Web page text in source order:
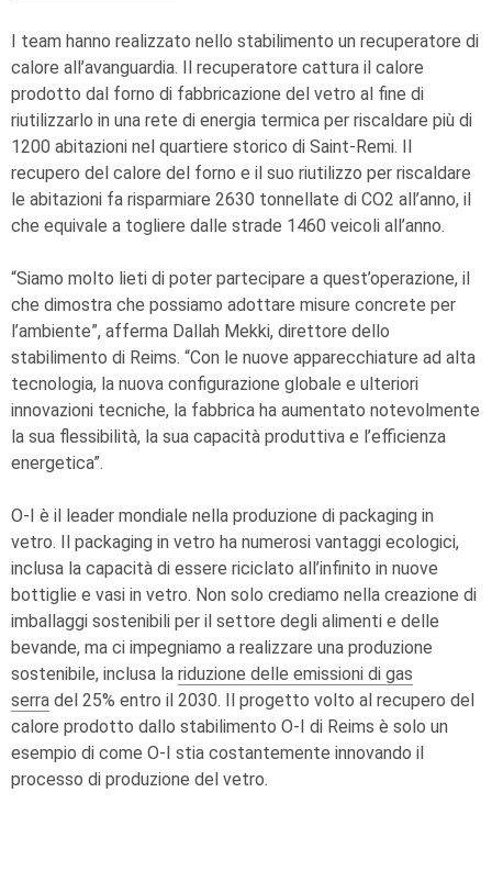
I team hanno realizzato nello stabilimento un recuperatore di
calore all’avanguardia. Il recuperatore cattura il calore
prodotto dal forno di fabbricazione del vetro al fine di
riutilizzarlo in una rete di energia termica per riscaldare più di
1200 abitazioni nel quartiere storico di Saint-Remi. Il
recupero del calore del forno e il suo riutilizzo per riscaldare
le abitazioni fa risparmiare 2630 tonnellate di CO2 all’anno, il
che equivale a togliere dalle strade 1460 veicoli all’anno.
“Siamo molto lieti di poter partecipare a quest’operazione, il
che dimostra che possiamo adottare misure concrete per
l’ambiente”, afferma Dallah Mekki, direttore dello
stabilimento di Reims. “Con le nuove apparecchiature ad alta
tecnologia, la nuova configurazione globale e ulteriori
innovazioni tecniche, la fabbrica ha aumentato notevolmente
la sua flessibilità, la sua capacità produttiva e l’efficienza
energetica”.
O-I è il leader mondiale nella produzione di packaging in
vetro. Il packaging in vetro ha numerosi vantaggi ecologici,
inclusa la capacità di essere riciclato all’infinito in nuove
bottiglie e vasi in vetro. Non solo crediamo nella creazione di
imballaggi sostenibili per il settore degli alimenti e delle
bevande, ma ci impegniamo a realizzare una produzione
sostenibile, inclusa la riduzione delle emissioni di gas
serra del 25% entro il 2030. Il progetto volto al recupero del
calore prodotto dallo stabilimento O-I di Reims è solo un
esempio di come O-I stia costantemente innovando il
processo di produzione del vetro.